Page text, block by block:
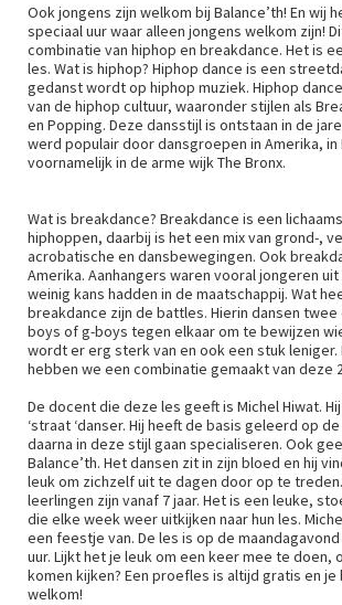
Ook jongens zijn welkom bij Balance’th! En wij
speciaal uur waar alleen jongens welkom zijn!
combinatie van hiphop en breakdance. Het is
les. Wat is hiphop? Hiphop dance is een
gedanst wordt op hiphop muziek. Hiphop
van de hiphop cultuur, waaronder stijlen als
en Popping. Deze dansstijl is ontstaan in de
werd populair door dansgroepen in Amerika, in
voornamelijk in de arme wijk The Bronx.
Wat is breakdance? Breakdance is een
hiphoppen, daarbij is het een mix van grond-,
acrobatische en dansbewegingen. Ook
Amerika. Aanhangers waren vooral jongeren
weinig kans hadden in de maatschappij. Wat
breakdance zijn de battles. Hierin dansen
boys of g-boys tegen elkaar om te bewijzen
wordt er erg sterk van en ook een stuk leniger.
hebben we een combinatie gemaakt van deze
De docent die deze les geeft is Michel Hiwat.
‘straat ‘danser. Hij heeft de basis geleerd op
daarna in deze stijl gaan specialiseren. Ook
Balance’th. Het dansen zit in zijn bloed en hij
leuk om zichzelf uit te dagen door op te
leerlingen zijn vanaf 7 jaar. Het is een leuke,
die elke week weer uitkijken naar hun les.
een feestje van. De les is op de maandagavond
uur. Lijkt het je leuk om een keer mee te doen,
komen kijken? Een proefles is altijd gratis en je
welkom!